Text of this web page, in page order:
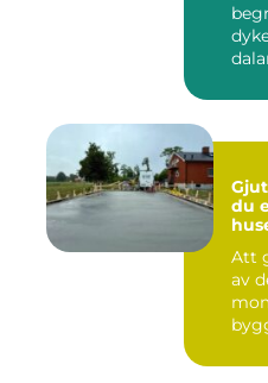
Gjuta
du
Att
av